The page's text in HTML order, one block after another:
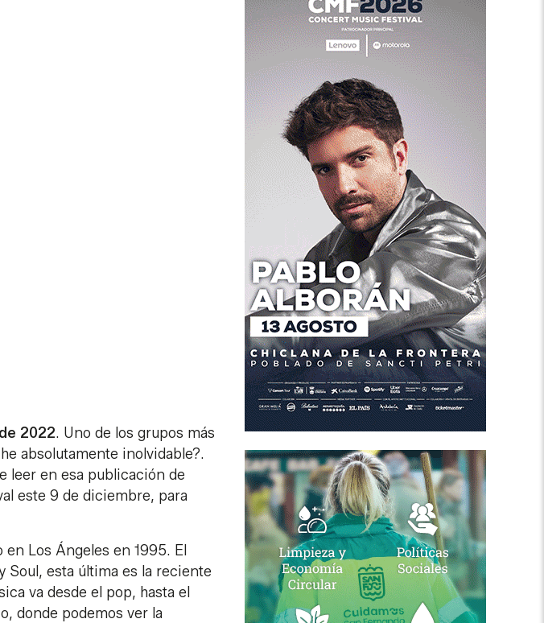
2022. Uno de los grupos más
absolutamente inolvidable?.
leer en esa publicación de
este 9 de diciembre, para
Los Ángeles en 1995. El
Soul, esta última es la reciente
va desde el pop, hasta el
donde podemos ver la